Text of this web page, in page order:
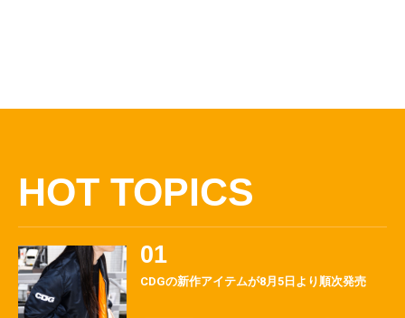
HOT TOPICS
CDGの新作アイテムが8月5日より順次発売